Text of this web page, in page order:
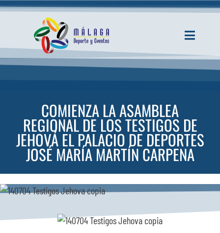
Saltar
Toggle
INICIO
SERVICIOS
EVENTOS
ESPACIOS
COMIENZA LA ASAMBLEA
REGIONAL DE LOS TESTIGOS DE
JEHOVÁ EL PALACIO DE DEPORTES
JOSÉ MARÍA MARTÍN CARPENA